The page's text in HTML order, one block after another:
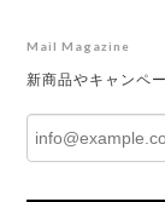
Mail Magazine
新商品やキャンペ